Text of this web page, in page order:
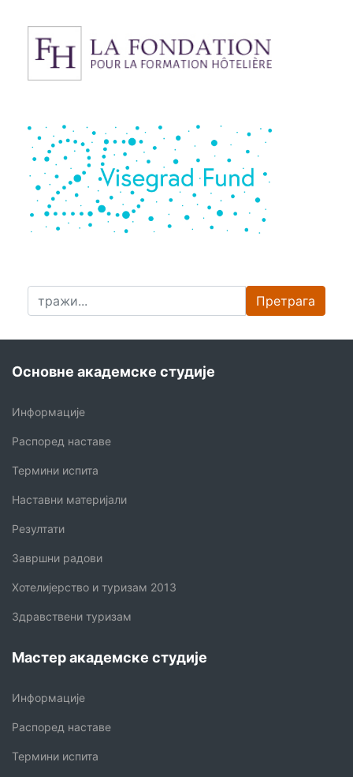
Претрага
Основне академске студије
Информације
Распоред наставе
Термини испита
Наставни материјали
Резултати
Завршни радови
Хотелијерство и туризам 2013
Здравствени туризам
Мастер академске студије
Информације
Распоред наставе
Термини испита